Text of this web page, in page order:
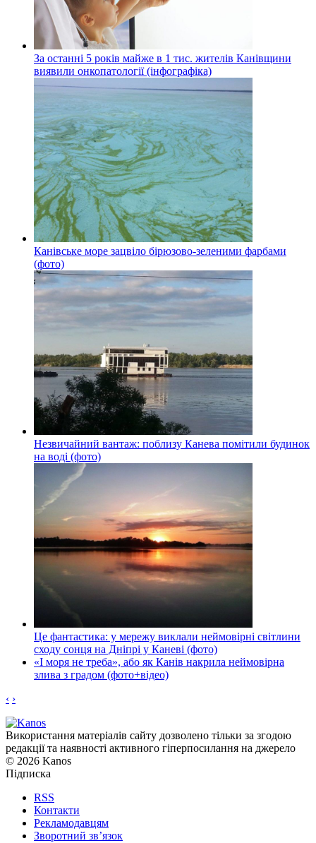
За останні 5 років майже в 1 тис. жителів Канівщини
виявили онкопатології (інфографіка)
Канівське море зацвіло бірюзово-зеленими фарбами
(фото)
Незвичайний вантаж: поблизу Канева помітили будинок
на воді (фото)
Це фантастика: у мережу виклали неймовірні світлини
сходу сонця на Дніпрі у Каневі (фото)
«І моря не треба», або як Канів накрила неймовірна
злива з градом (фото+відео)
‹ ›
Використання матеріалів сайту дозволено тільки за згодою
редакції та наявності активного гіперпосилання на джерело
© 2026 Kanos
Підписка
RSS
Контакти
Рекламодавцям
Зворотний зв’язок